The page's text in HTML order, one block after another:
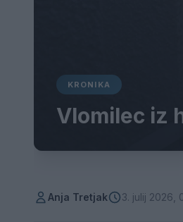
KRONIKA
Vlomilec iz
Anja Tretjak 3. julij 2026,